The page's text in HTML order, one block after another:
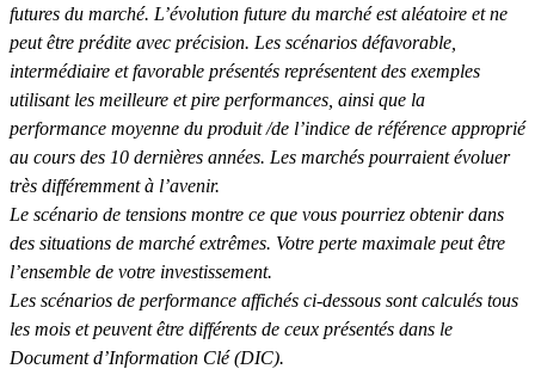
futures du marché. L’évolution future du marché est aléatoire et ne
peut être prédite avec précision. Les scénarios défavorable,
intermédiaire et favorable présentés représentent des exemples
utilisant les meilleure et pire performances, ainsi que la
performance moyenne du produit /de l’indice de référence approprié
au cours des 10 dernières années. Les marchés pourraient évoluer
très différemment à l’avenir.
Le scénario de tensions montre ce que vous pourriez obtenir dans
des situations de marché extrêmes. Votre perte maximale peut être
l’ensemble de votre investissement.
Les scénarios de performance affichés ci-dessous sont calculés tous
les mois et peuvent être différents de ceux présentés dans le
Document d’Information Clé (DIC).